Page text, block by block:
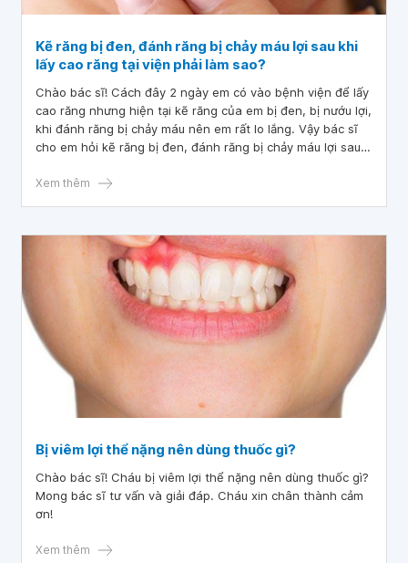
Kẽ răng bị đen, đánh răng bị chảy máu lợi sau khi
lấy cao răng tại viện phải làm sao?
Chào bác sĩ! Cách đây 2 ngày em có vào bệnh viện để lấy
cao răng nhưng hiện tại kẽ răng của em bị đen, bị nướu lợi,
khi đánh răng bị chảy máu nên em rất lo lắng. Vậy bác sĩ
cho em hỏi kẽ răng bị đen, đánh răng bị chảy máu lợi sau
và giải đáp. Em xin chân thành cảm ơn!
Xem thêm
Bị viêm lợi thể nặng nên dùng thuốc gì?
Chào bác sĩ! Cháu bị viêm lợi thể nặng nên dùng thuốc gì?
Mong bác sĩ tư vấn và giải đáp. Cháu xin chân thành cảm
ơn!
Xem thêm